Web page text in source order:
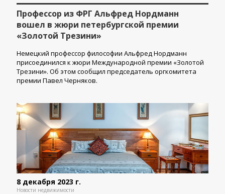
Профессор из ФРГ Альфред Нордманн
вошел в жюри петербургской премии
«Золотой Трезини»
Немецкий профессор философии Альфред Нордманн
присоединился к жюри Международной премии «Золотой
Трезини». Об этом сообщил председатель оргкомитета
премии Павел Черняков.
8 декабря 2023 г.
Новости недвижимости